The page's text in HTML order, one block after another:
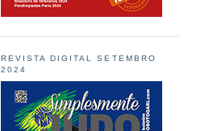
REVISTA DIGITAL SETEMBRO
2024